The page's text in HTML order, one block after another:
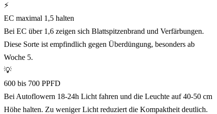
⚡
EC maximal 1,5 halten
Bei EC über 1,6 zeigen sich Blattspitzenbrand und Verfärbungen.
Diese Sorte ist empfindlich gegen Überdüngung, besonders ab
Woche 5.
💡
600 bis 700 PPFD
Bei Autoflowern 18-24h Licht fahren und die Leuchte auf 40-50 cm
Höhe halten. Zu weniger Licht reduziert die Kompaktheit deutlich.